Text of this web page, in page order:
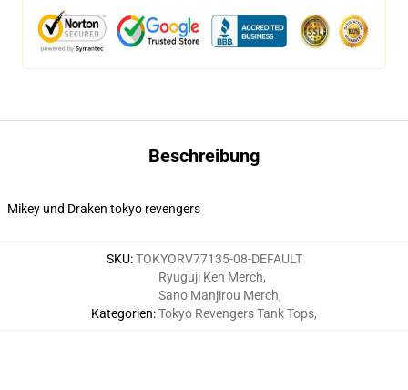
Beschreibung
Mikey und Draken tokyo revengers
SKU:TOKYORV77135-08-DEFAULT
Kategorien:
Ryuguji Ken Merch,
Sano Manjirou Merch,
Tokyo Revengers Tank Tops,